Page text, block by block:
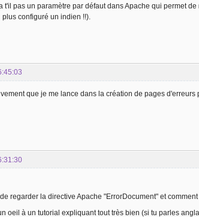
t'il pas un paramètre par défaut dans Apache qui permet
configuré un indien !!).
que je me lance dans la création de pages d'erreurs
regarder la directive Apache "ErrorDocument" et
oeil à un tutorial expliquant tout très bien (si tu parles